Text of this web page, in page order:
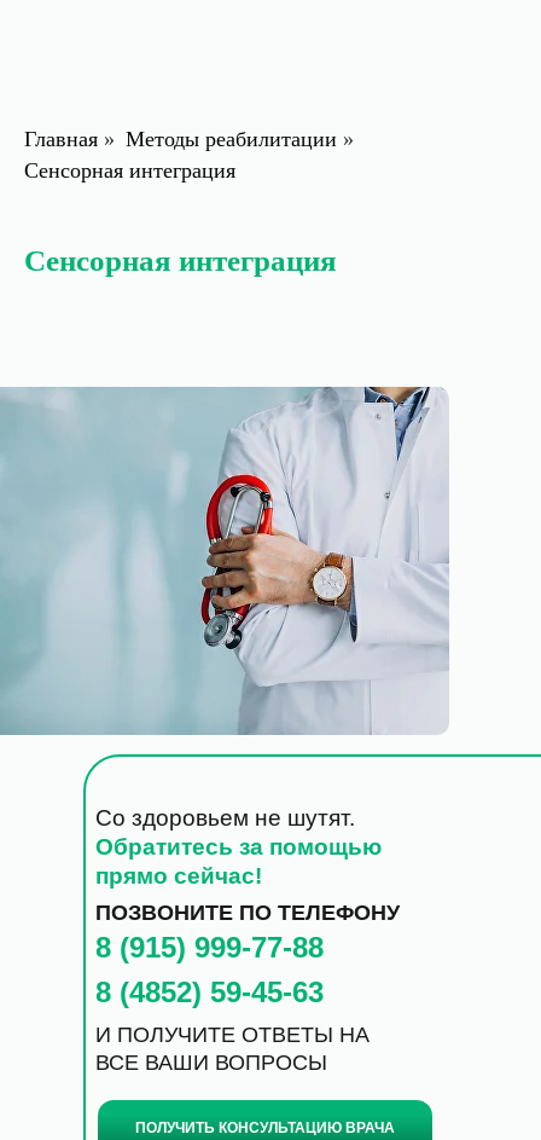
Главная » Методы реабилитации »
Сенсорная интеграция
Сенсорная интеграция
Со здоровьем не шутят.
Обратитесь за помощью
прямо сейчас!
ПОЗВОНИТЕ ПО ТЕЛЕФОНУ
И ПОЛУЧИТЕ ОТВЕТЫ НА
ВСЕ ВАШИ ВОПРОСЫ
8 (915) 999-77-88
8 (4852) 59-45-63
ПОЛУЧИТЬ КОНСУЛЬТАЦИЮ ВРАЧА